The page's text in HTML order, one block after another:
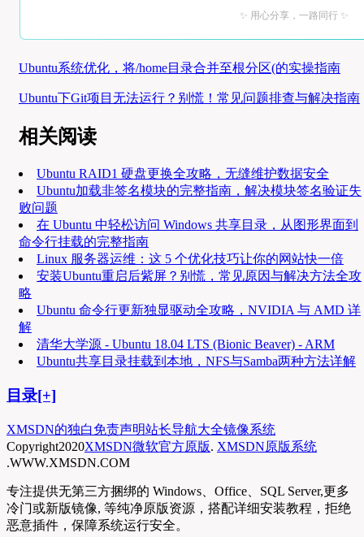
✨ 用心分享，一路同行 ✨
Ubuntu系统优化，将/home目录合并至根分区(的实操指南
Ubuntu下Git项目无法运行？别慌！常见问题排查与解决指南
相关阅读
Ubuntu RAID1 硬盘更换全攻略，无缝维护数据安全
Ubuntu加载非签名模块的完整指南，解决模块签名验证失
败问题
在 Ubuntu 中轻松访问 Windows 共享目录，从图形界面到
命令行挂载的完整指南
Linux 服务器运维：这 5 个优化技巧让你的网站快一倍
安装Ubuntu重启后紫屏？别慌，常见原因与解决方法全攻
略
Ubuntu 命令行更新独显驱动全攻略，NVIDIA 与 AMD 详
解
清华大学源 - Ubuntu 18.04 LTS (Bionic Beaver) - ARM
Ubuntu共享目录挂载到本地，NFS与Samba两种方法详解
目录[+]
XMSDN的独白免责声明站长导航大全镜像系统
Copyright2020XMSDN微软官方原版. XMSDN原版系统
.WWW.XMSDN.COM
专注提供无第三方捆绑的 Windows、Office、SQL Server,更多
冷门或新版镜像, 等纯净原版资源，搭配详细安装教程，拒绝
恶意插件，保障系统运行安全。